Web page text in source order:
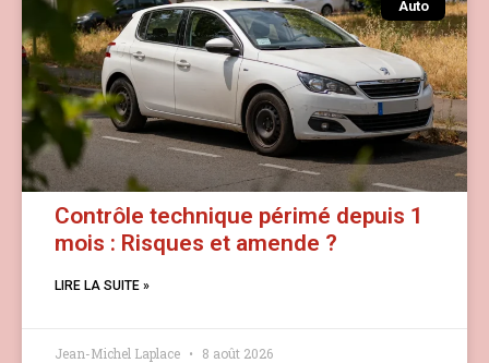
Auto
Contrôle technique périmé depuis 1
mois : Risques et amende ?
LIRE LA SUITE »
Jean-Michel Laplace 8 août 2026